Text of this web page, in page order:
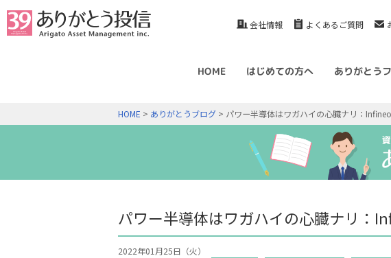
会社情報 よくあるご質問
HOME はじめての方へ ありがとう
HOME > ありがとうブログ > パワー半導体はワガハイの心臓ナリ：
パワー半導体はワガハイの心臓ナリ：
2022年01月25日（火）